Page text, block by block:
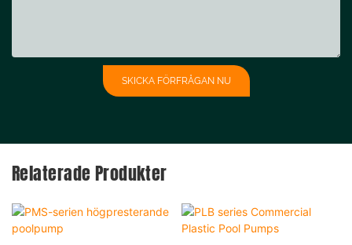
SKICKA FÖRFRÅGAN NU
Relaterade Produkter